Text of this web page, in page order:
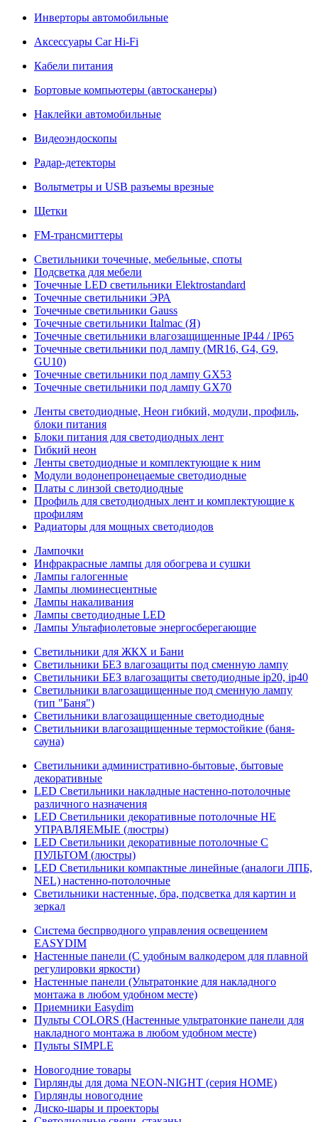
Инверторы автомобильные
Аксессуары Car Hi-Fi
Кабели питания
Бортовые компьютеры (автосканеры)
Наклейки автомобильные
Видеоэндоскопы
Радар-детекторы
Вольтметры и USB разъемы врезные
Щетки
FM-трансмиттеры
Светильники точечные, мебельные, споты
Подсветка для мебели
Точечные LED светильники Elektrostandard
Точечные светильники ЭРА
Точечные светильники Gauss
Точечные светильники Italmac (Я)
Точечные светильники влагозащищенные IP44 / IP65
Точечные светильники под лампу (MR16, G4, G9,
GU10)
Точечные светильники под лампу GX53
Точечные светильники под лампу GX70
Ленты светодиодные, Неон гибкий, модули, профиль,
блоки питания
Блоки питания для светодиодных лент
Гибкий неон
Ленты светодиодные и комплектующие к ним
Модули водонепронецаемые светодиодные
Платы с линзой светодиодные
Профиль для светодиодных лент и комплектующие к
профилям
Радиаторы для мощных светодиодов
Лампочки
Инфракрасные лампы для обогрева и сушки
Лампы галогенные
Лампы люминесцентные
Лампы накаливания
Лампы светодиодные LED
Лампы Ультафиолетовые энергосберегающие
Светильники для ЖКХ и Бани
Светильники БЕЗ влагозащиты под сменную лампу
Светильники БЕЗ влагозащиты светодиодные ip20, ip40
Светильники влагозащищенные под сменную лампу
(тип "Баня")
Светильники влагозащищенные светодиодные
Светильники влагозащищенные термостойкие (баня-
сауна)
Светильники административно-бытовые, бытовые
декоративные
LED Cветильники накладные настенно-потолочные
различного назначения
LED Светильники декоративные потолочные НЕ
УПРАВЛЯЕМЫЕ (люстры)
LED Светильники декоративные потолочные С
ПУЛЬТОМ (люстры)
LED Светильники компактные линейные (аналоги ЛПБ,
NEL) настенно-потолочные
Светильники настенные, бра, подсветка для картин и
зеркал
Система беспрводного управления освещением
EASYDIM
Настенные панели (С удобным валкодером для плавной
регулировки яркости)
Настенные панели (Ультратонкие для накладного
монтажа в любом удобном месте)
Приемники Easydim
Пульты COLORS (Настенные ультратонкие панели для
накладного монтажа в любом удобном месте)
Пульты SIMPLE
Новогодние товары
Гирлянды для дома NEON-NIGHT (серия HOME)
Гирлянды новогодние
Диско-шары и проекторы